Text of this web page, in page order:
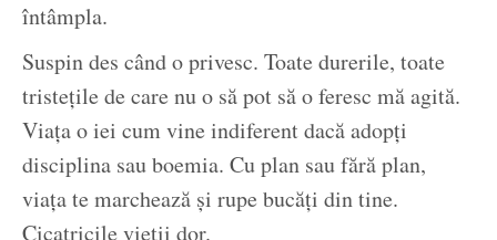
întâmpla.
Suspin des când o privesc. Toate durerile, toate
tristețile de care nu o să pot să o feresc mă agită.
Viața o iei cum vine indiferent dacă adopți
disciplina sau boemia. Cu plan sau fără plan,
viața te marchează și rupe bucăți din tine.
Cicatricile vieții dor.